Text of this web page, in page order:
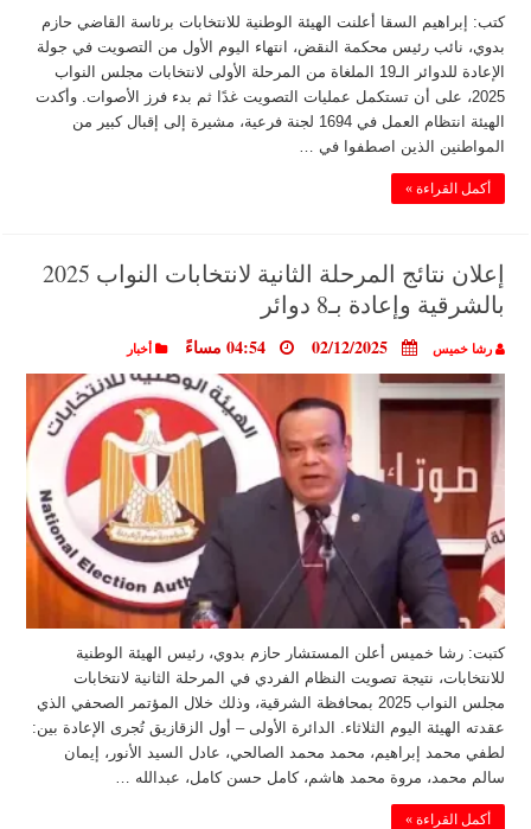
كتب: إبراهيم السقا أعلنت الهيئة الوطنية للانتخابات برئاسة القاضي حازم
بدوي، نائب رئيس محكمة النقض، انتهاء اليوم الأول من التصويت في جولة
الإعادة للدوائر الـ19 الملغاة من المرحلة الأولى لانتخابات مجلس النواب
2025، على أن تستكمل عمليات التصويت غدًا ثم بدء فرز الأصوات. وأكدت
الهيئة انتظام العمل في 1694 لجنة فرعية، مشيرة إلى إقبال كبير من
المواطنين الذين اصطفوا في …
أكمل القراءة »
إعلان نتائج المرحلة الثانية لانتخابات النواب 2025
بالشرقية وإعادة بـ8 دوائر
رشا خميس 02/12/2025 04:54 مساءً أخبار
كتبت: رشا خميس أعلن المستشار حازم بدوي، رئيس الهيئة الوطنية
للانتخابات، نتيجة تصويت النظام الفردي في المرحلة الثانية لانتخابات
مجلس النواب 2025 بمحافظة الشرقية، وذلك خلال المؤتمر الصحفي الذي
عقدته الهيئة اليوم الثلاثاء. الدائرة الأولى – أول الزقازيق تُجرى الإعادة بين:
لطفي محمد إبراهيم، محمد محمد الصالحي، عادل السيد الأنور، إيمان
سالم محمد، مروة محمد هاشم، كامل حسن كامل، عبدالله …
أكمل القراءة »